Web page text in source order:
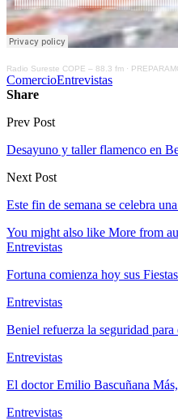
Radio Sureste COPE – 88.3 fm ·
ComercioEntrevistas
Share
Prev Post
Desayuno y taller flamenco en
Next Post
Este fin de semana se celebra
You might also like More from
Entrevistas
Fortuna comienza hoy sus
Entrevistas
Beniel refuerza la seguridad
Entrevistas
El doctor Emilio Bascuñana
Entrevistas